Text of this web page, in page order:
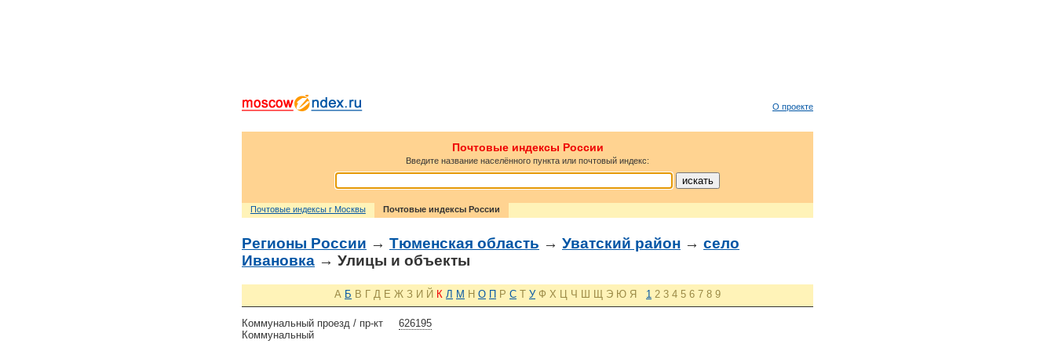
О проекте
Почтовые индексы России
Введите название населённого пункта или почтовый индекс:
Почтовые индексы г Москвы Почтовые индексы России
Регионы России → Тюменская область → Уватский район → село
Ивановка → Улицы и объекты
А Б В Г Д Е Ж З И Й К Л М Н О П Р С Т У Ф Х Ц Ч Ш Щ Э Ю Я 1 2 3 4 5 6 7 8 9
626195
Коммунальный проезд / пр-кт
Коммунальный